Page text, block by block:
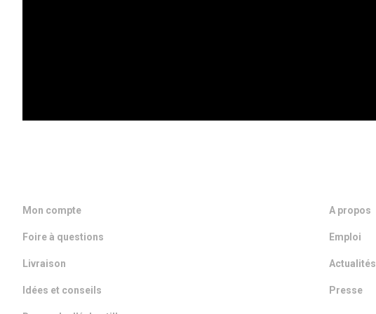
Mon compte
Foire à questions
Livraison
Idées et conseils
A propos
Emploi
Actualités
Presse